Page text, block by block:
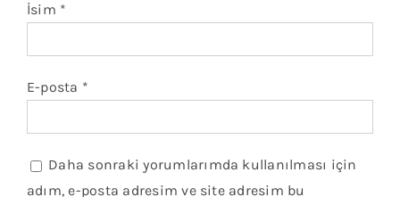
İsim *
E-posta *
Daha sonraki yorumlarımda kullanılması için
adım, e-posta adresim ve site adresim bu